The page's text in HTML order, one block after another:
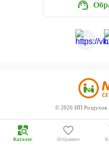
© 2026 ИП
Каталог Избранное